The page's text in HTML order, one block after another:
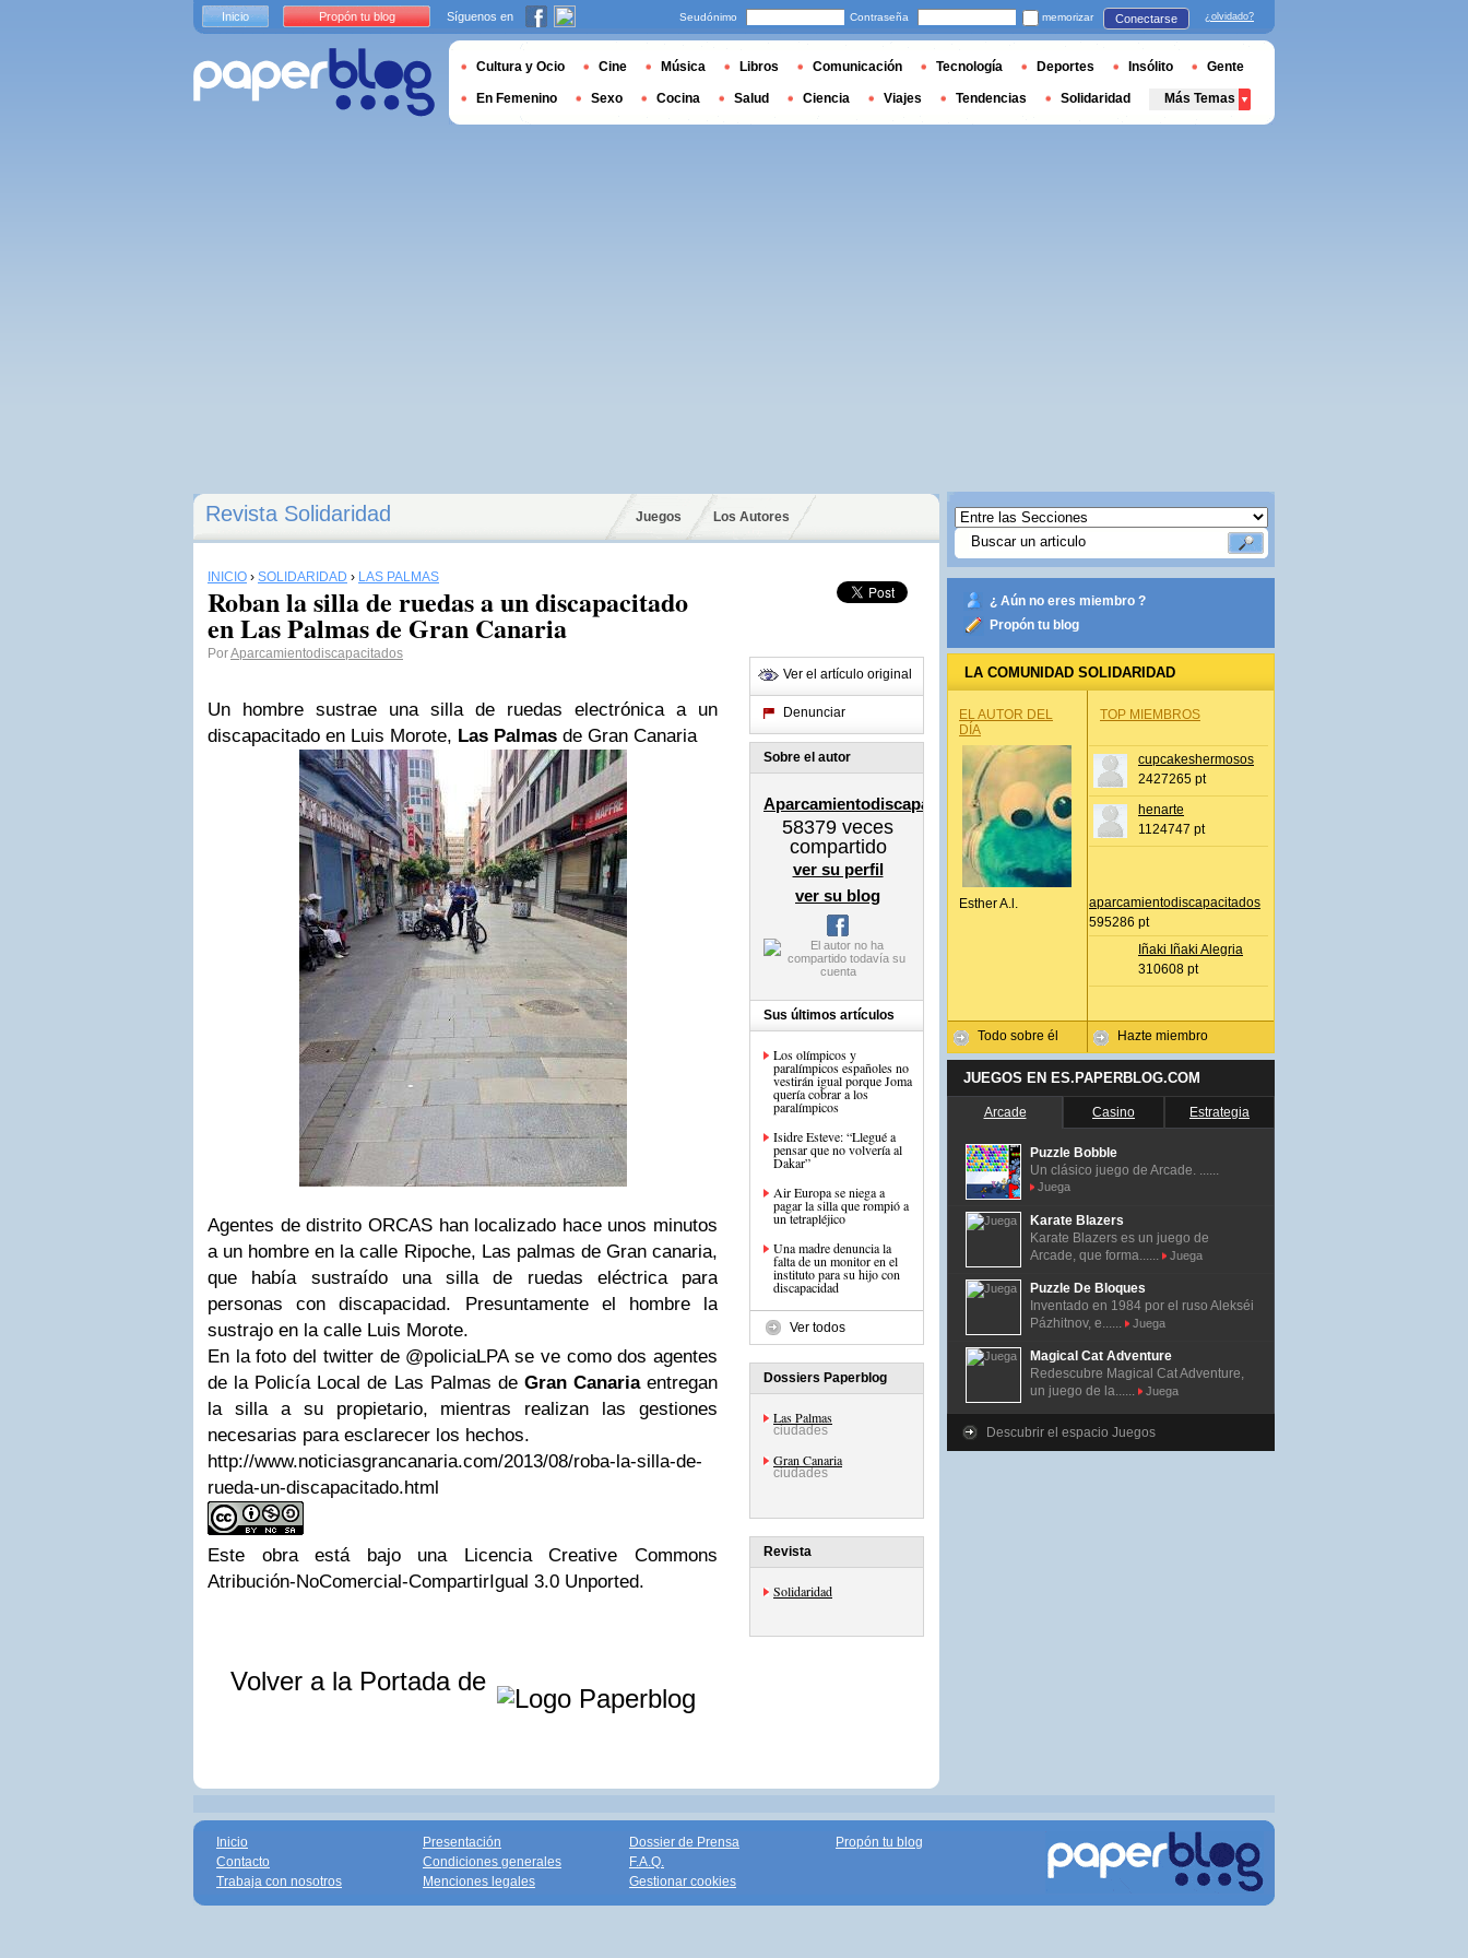
Revista Solidaridad Juegos Los Autores
INICIO › SOLIDARIDAD › LAS PALMAS
Roban la silla de ruedas a un discapacitado
en Las Palmas de Gran Canaria
PorAparcamientodiscapacitados
Un hombre sustrae una silla de ruedas electrónica a un
discapacitado en Luis Morote, Las Palmas de Gran Canaria
Agentes de distrito ORCAS han localizado hace unos minutos
a un hombre en la calle Ripoche, Las palmas de Gran canaria,
que había sustraído una silla de ruedas eléctrica para
personas con discapacidad. Presuntamente el hombre la
sustrajo en la calle Luis Morote.
En la foto del twitter de @policiaLPA se ve como dos agentes
de la Policía Local de Las Palmas de Gran Canariaentregan
la silla a su propietario, mientras realizan las gestiones
necesarias para esclarecer los hechos.
http://www.noticiasgrancanaria.com/2013/08/roba-la-silla-de-
rueda-un-discapacitado.html
Este obra está bajo una Licencia Creative Commons
Atribución-NoComercial-CompartirIgual 3.0 Unported.
Volver a la Portada de
Ver el artículo original
Denunciar
Sobre el autor
Aparcamientodiscapacitados
58379 veces
compartido
ver su perfil
ver su blog
Sus últimos artículos
Los olímpicos y
paralímpicos españoles no
vestirán igual porque Joma
quería cobrar a los
paralímpicos
Isidre Esteve: “Llegué a
pensar que no volvería al
Dakar”
Air Europa se niega a
pagar la silla que rompió a
un tetrapléjico
Una madre denuncia la
falta de un monitor en el
instituto para su hijo con
discapacidad
Ver todos
Dossiers Paperblog
Las Palmas
ciudades
Gran Canaria
ciudades
Revista
Solidaridad
¿ Aún no eres miembro ?
Propón tu blog
LA COMUNIDAD SOLIDARIDAD
EL AUTOR DEL
DÍA
Esther A.l.
Todo sobre él
TOP MIEMBROS
cupcakeshermosos
2427265 pt
henarte
1124747 pt
aparcamientodiscapacitados
595286 pt
Iñaki Iñaki Alegria
310608 pt
Hazte miembro
JUEGOS EN ES.PAPERBLOG.COM
Arcade Casino Estrategia
Puzzle Bobble
Un clásico juego de Arcade. ......
Juega
Karate Blazers
Karate Blazers es un juego de
Arcade, que forma......
Juega
Puzzle De Bloques
Inventado en 1984 por el ruso Alekséi
Pázhitnov, e......
Juega
Magical Cat Adventure
Redescubre Magical Cat Adventure,
un juego de la......
Juega
Descubrir el espacio Juegos
Inicio Propón tu blog Síguenos en Seudónimo Contraseña memorizar Conectarse ¿olvidado?
Cultura y Ocio Cine Música Libros Comunicación Tecnología Deportes Insólito Gente
En Femenino Sexo Cocina Salud Ciencia Viajes Tendencias Solidaridad Más Temas
Inicio
Contacto
Trabaja con nosotros
Presentación
Condiciones generales
Menciones legales
Dossier de Prensa
F.A.Q.
Gestionar cookies
Propón tu blog